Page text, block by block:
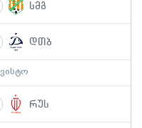
სმგ
დთბ
რუს